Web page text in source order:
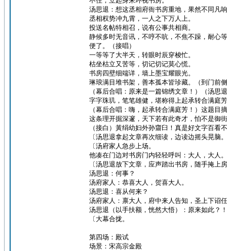
汤思退：想这丞相府衙书房重地，果然不同凡
丞相权势冲九霄，一人之下万人上。
投送名帖特相召，说有公事共相商。
静候多时无音讯，不哼不吭，不焦不躁，耐心
便了。（接唱）
一等等了大半天，转眼时辰穿梭忙。
枯坐枯立又苦等，切记切记莫心慌。
书房四壁细端详，墙上墨宝耀眼光。
琳琅满目堆书架，善本孤本皆珍藏。（到门前
（幕后合唱：原来是一篇锦绣文章！）（汤
字字珠玑，笔笔雄健，堪称得上起承转合满庭
（幕后合唱：嗨，起承转合满庭芳！）这题目
这条理开掘深邃，天下若有此奇才，怕不是御
（接白）黃绢幼妇外孙齏臼！真是好文字百看
〔汤思退拿起文章再次细读，边读边摇头晃脑。
〔汤府家人急步上场。
他凑在门边对书房门内轻轻呼叫：大人，大人。
〔汤思退放下文章，应声踏出书房，随手掩上
汤思退：何事？
汤府家人：恭喜大人，贺喜大人。
汤思退：喜从何来？
汤府家人：禀大人，府中来人告知，圣上下诏
汤思退（以手扶额，恍然大悟）：原来如此？！
〔大幕合拢。
第四场：殿试
场景：宋高宗金殿